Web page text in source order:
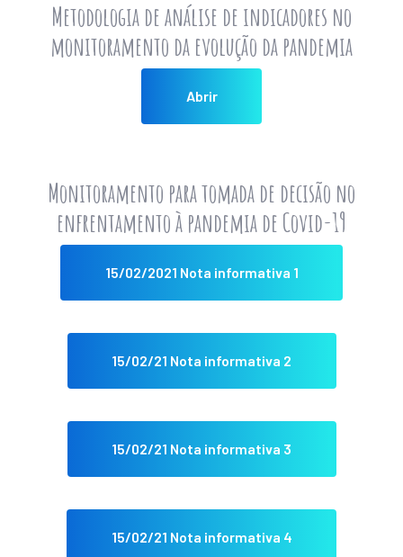
Metodologia de análise de indicadores no
monitoramento da evolução da pandemia
Abrir
Monitoramento para tomada de decisão no
enfrentamento à pandemia de Covid-19
15/02/2021 Nota informativa 1
15/02/21 Nota informativa 2
15/02/21 Nota informativa 3
15/02/21 Nota informativa 4